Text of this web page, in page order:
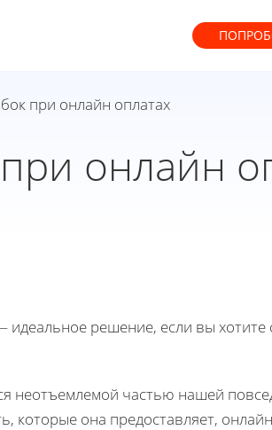
при онлайн оплатах
онлайн
идеальное решение, если вы хотите
неотъемлемой частью нашей
которые она предоставляет,